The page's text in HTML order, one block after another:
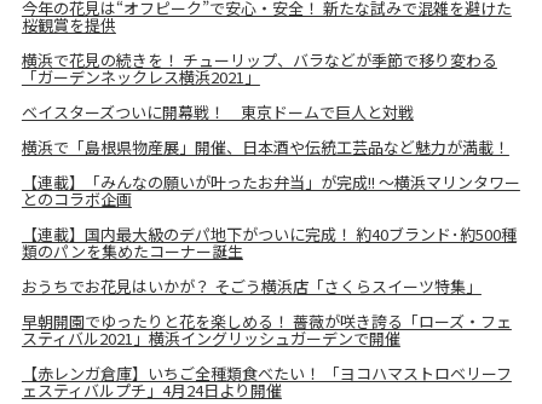
今年の花見は“オフピーク”で安心・安全！ 新たな試みで混雑を避けた
桜観賞を提供
横浜で花見の続きを！ チューリップ、バラなどが季節で移り変わる
「ガーデンネックレス横浜2021」
ベイスターズついに開幕戦！ 東京ドームで巨人と対戦
横浜で「島根県物産展」開催、日本酒や伝統工芸品など魅力が満載！
【連載】「みんなの願いが叶ったお弁当」が完成!! ～横浜マリンタワー
とのコラボ企画
【連載】国内最大級のデパ地下がついに完成！ 約40ブランド･約500種
類のパンを集めたコーナー誕生
おうちでお花見はいかが？ そごう横浜店「さくらスイーツ特集」
早朝開園でゆったりと花を楽しめる！ 薔薇が咲き誇る「ローズ・フェ
スティバル2021」横浜イングリッシュガーデンで開催
【赤レンガ倉庫】いちご全種類食べたい！ 「ヨコハマストロベリーフ
ェスティバルプチ」4月24日より開催